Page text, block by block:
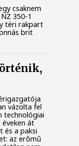
csaknem
350-1
téri rakpart
brit
vázolta fel
technológiai
éveken át
és a paksi
az erőmű